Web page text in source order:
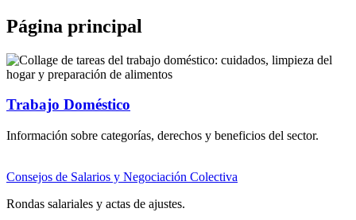
Página principal
Trabajo Doméstico
Información sobre categorías, derechos y beneficios del sector.
Consejos de Salarios y Negociación Colectiva
Rondas salariales y actas de ajustes.